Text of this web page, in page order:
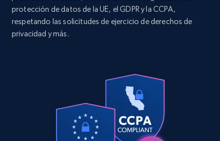
ID, User posted, Name, Description, Date
posted, Photos, URL, Quoted post, and more.
10.4K+ 1.2K+ Prueba gratuita
protección de datos de la UE, el GDPR y la CCPA,
respetando las solicitudes de ejercicio de derechos de
privacidad y más.